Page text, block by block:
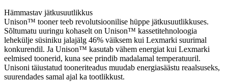
Hämmastav jätkusuutlikkus
Unison™ tooner teeb revolutsioonilise hüppe jätkusuutlikkuses.
Sõltumatu uuringu kohaselt on Unison™ kassetitehnoloogia
lehekülje süsiniku jalajälg 46% väiksem kui Lexmarki suurimal
konkurendil. Ja Unison™ kasutab vähem energiat kui Lexmarki
eelmised toonerid, kuna see prindib madalamal temperatuuril.
Unisoni täiustatud tooneriteadus muudab energiasäästu reaalsuseks,
suurendades samal ajal ka tootlikkust.